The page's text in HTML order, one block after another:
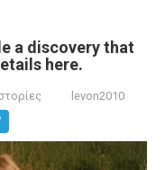
a discovery that
here.
levon2010